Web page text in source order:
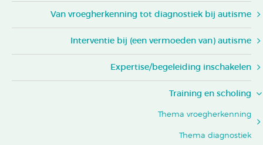
Van vroegherkenning tot diagnostiek bij autisme
Interventie bij (een vermoeden van) autisme
Expertise/begeleiding inschakelen
Training en scholing
Thema vroegherkenning
Thema diagnostiek